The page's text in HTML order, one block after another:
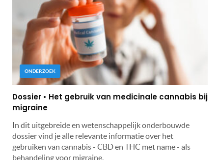
ONDERZOEK
Dossier • Het gebruik van medicinale cannabis bij
migraine
In dit uitgebreide en wetenschappelijk onderbouwde
dossier vind je alle relevante informatie over het
gebruiken van cannabis - CBD en THC met name - als
behandeling voor migraine.